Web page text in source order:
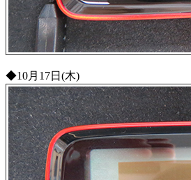
◆10月17日(木)